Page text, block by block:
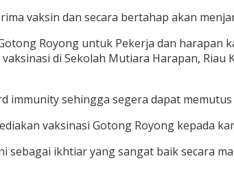
vaksin dan secara bertahap akan
Royong untuk Pekerja dan harapan
di Sekolah Mutiara Harapan, Riau
sehingga segera dapat
vaksinasi Gotong Royong kepada
ikhtiar yang sangat baik secara